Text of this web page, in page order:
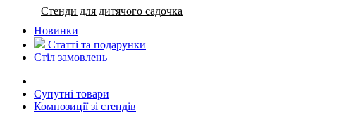
Стенди для дитячого садочка
Новинки
Статті та подарунки
Стіл замовлень
Супутні товари
Композиції зі стендів